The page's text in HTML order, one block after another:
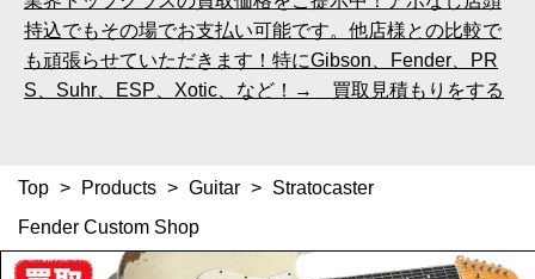
持込でもその場でお支払い可能です。他店様との比較で
も頑張らせていただきます！特にGibson、Fender、PR
S、Suhr、ESP、Xotic、など！→ 買取見積もりをする
Top > Products > Guitar > Stratocaster
Fender Custom Shop